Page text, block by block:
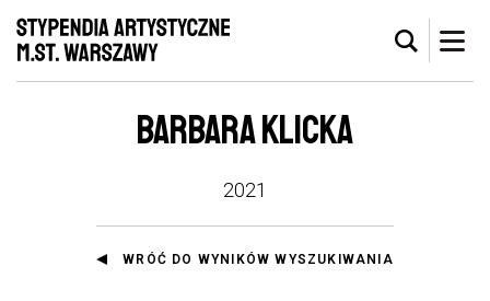
BARBARA KLICKA
2021
WRÓĆ DO WYNIKÓW WYSZUKIWANIA